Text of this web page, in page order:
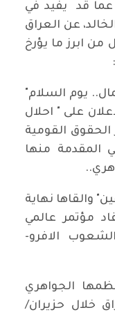
عما قد يفيد في
عن العراق
ابرز ما يؤرخ
يوم السلام"
الاعلان على " احلال
الحقوق القومية
المقدمة منها
والقاها نهاية
انعقاد مؤتمر عالمي
الافرو-
الجواهري
خلال حزيران/